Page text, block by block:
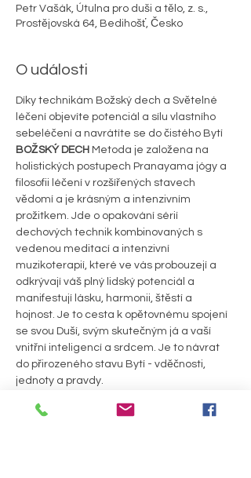
Petr Vašák, Útulna pro duši a tělo, z. s.,
Prostějovská 64, Bedihošť, Česko
O události
Díky technikám Božský dech a Světelné
léčení objevíte potenciál a sílu vlastního
sebeléčení a navrátíte se do čistého Bytí
BOŽSKÝ DECH Metoda je založena na
holistických postupech Pranayama jógy a
filosofii léčení v rozšířených stavech
vědomí a je krásným a intenzivním
prožitkem. Jde o opakování sérií
dechových technik kombinovaných s
vedenou meditací a intenzivní
muzikoterapií, které ve vás probouzejí a
odkrývají váš plný lidský potenciál a
manifestují lásku, harmonii, štěstí a
hojnost. Je to cesta k opětovnému spojení
se svou Duší, svým skutečným já a vaší
vnitřní inteligencí a srdcem. Je to návrat
do přirozeného stavu Bytí - vděčnosti,
jednoty a pravdy.
vhodná pro kohokoliv a každému dá to, na